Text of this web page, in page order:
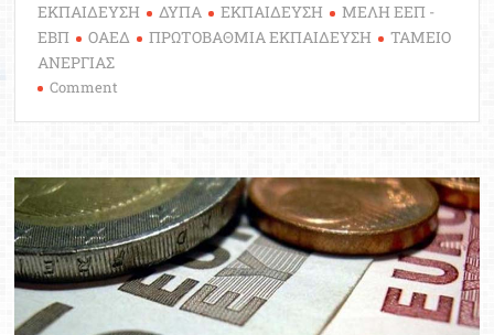
ΕΚΠΑΙΔΕΥΣΗ
ΔΥΠΑ ΕΚΠΑΙΔΕΥΣΗ
ΜΕΛΗ ΕΕΠ -
ΕΒΠ
ΟΑΕΔ ΠΡΩΤΟΒΑΘΜΙΑ ΕΚΠΑΙΔΕΥΣΗ
ΤΑΜΕΙΟ
ΑΝΕΡΓΙΑΣ
Comment
για
το
επίδομα
ανεργίας ΟΑΕΔ
(ΔΥΠΑ)